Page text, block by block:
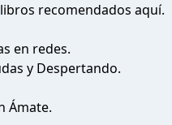
recomendados aquí.
en redes.
y Despertando.
Ámate.